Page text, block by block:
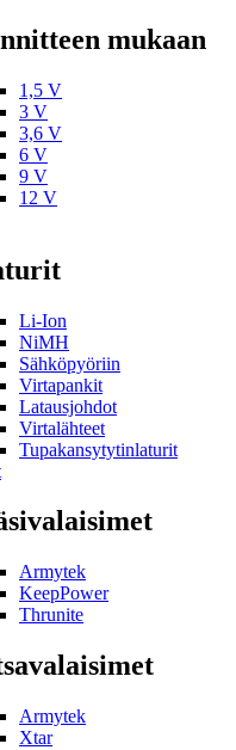
mukaan
1,5 V
3 V
3,6 V
6 V
9 V
12 V
Li-Ion
NiMH
Sähköpyöriin
Virtapankit
Latausjohdot
Virtalähteet
Tupakansytytinlaturit
Armytek
KeepPower
Thrunite
Armytek
Xtar